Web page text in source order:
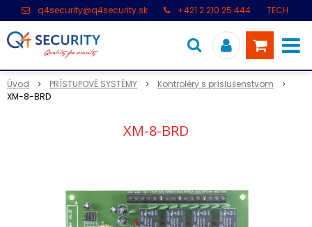
q4security@q4security.sk +421 2 210 25 444
TECH.
Úvod PRÍSTUPOVÉ SYSTÉMY
Kontroléry s príslušenstvom
XM-8-BRD
XM-8-BRD